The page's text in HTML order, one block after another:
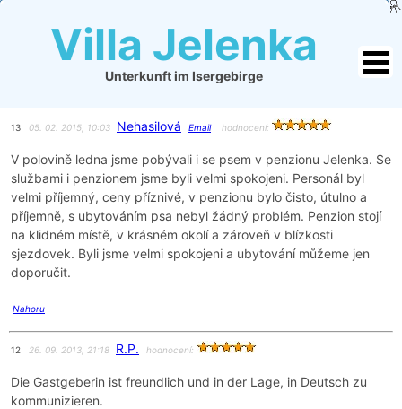
Villa Jelenka
Unterkunft im Isergebirge
13 05. 02. 2015, 10:03 Nehasilová Email hodnocení:
V polovině ledna jsme pobývali i se psem v penzionu Jelenka. Se
službami i penzionem jsme byli velmi spokojeni. Personál byl
velmi příjemný, ceny příznivé, v penzionu bylo čisto, útulno a
příjemně, s ubytováním psa nebyl žádný problém. Penzion stojí
na klidném místě, v krásném okolí a zároveň v blízkosti
sjezdovek. Byli jsme velmi spokojeni a ubytování můžeme jen
doporučit.
Nahoru
12 26. 09. 2013, 21:18 R.P. hodnocení:
Die Gastgeberin ist freundlich und in der Lage, in Deutsch zu
kommunizieren.